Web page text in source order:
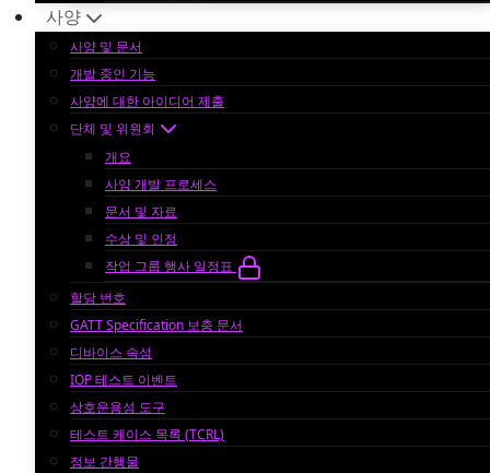
사양
사양 및 문서
개발 중인 기능
사양에 대한 아이디어 제출
단체 및 위원회
개요
사양 개발 프로세스
문서 및 자료
수상 및 인정
작업 그룹 행사 일정표
할당 번호
GATT Specification 보충 문서
디바이스 속성
IOP 테스트 이벤트
상호운용성 도구
테스트 케이스 목록 (TCRL)
정보 간행물